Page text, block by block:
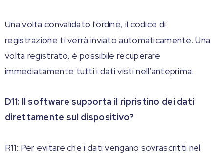
Una volta convalidato l'ordine, il codice di
registrazione ti verrà inviato automaticamente. Una
volta registrato, è possibile recuperare
immediatamente tutti i dati visti nell’anteprima.
D11: Il software supporta il ripristino dei dati
direttamente sul dispositivo?
R11: Per evitare che i dati vengano sovrascritti nel